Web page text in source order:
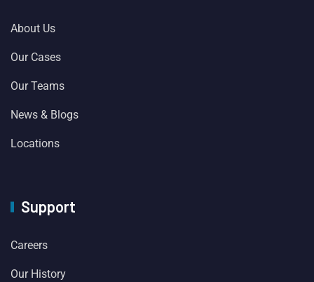
About Us
Our Cases
Our Teams
News & Blogs
Locations
Support
Careers
Our History